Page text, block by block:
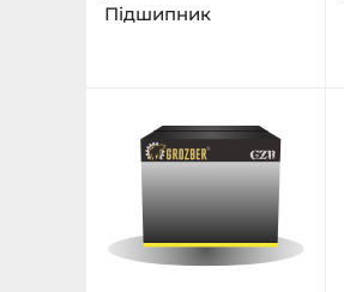
Підшипник